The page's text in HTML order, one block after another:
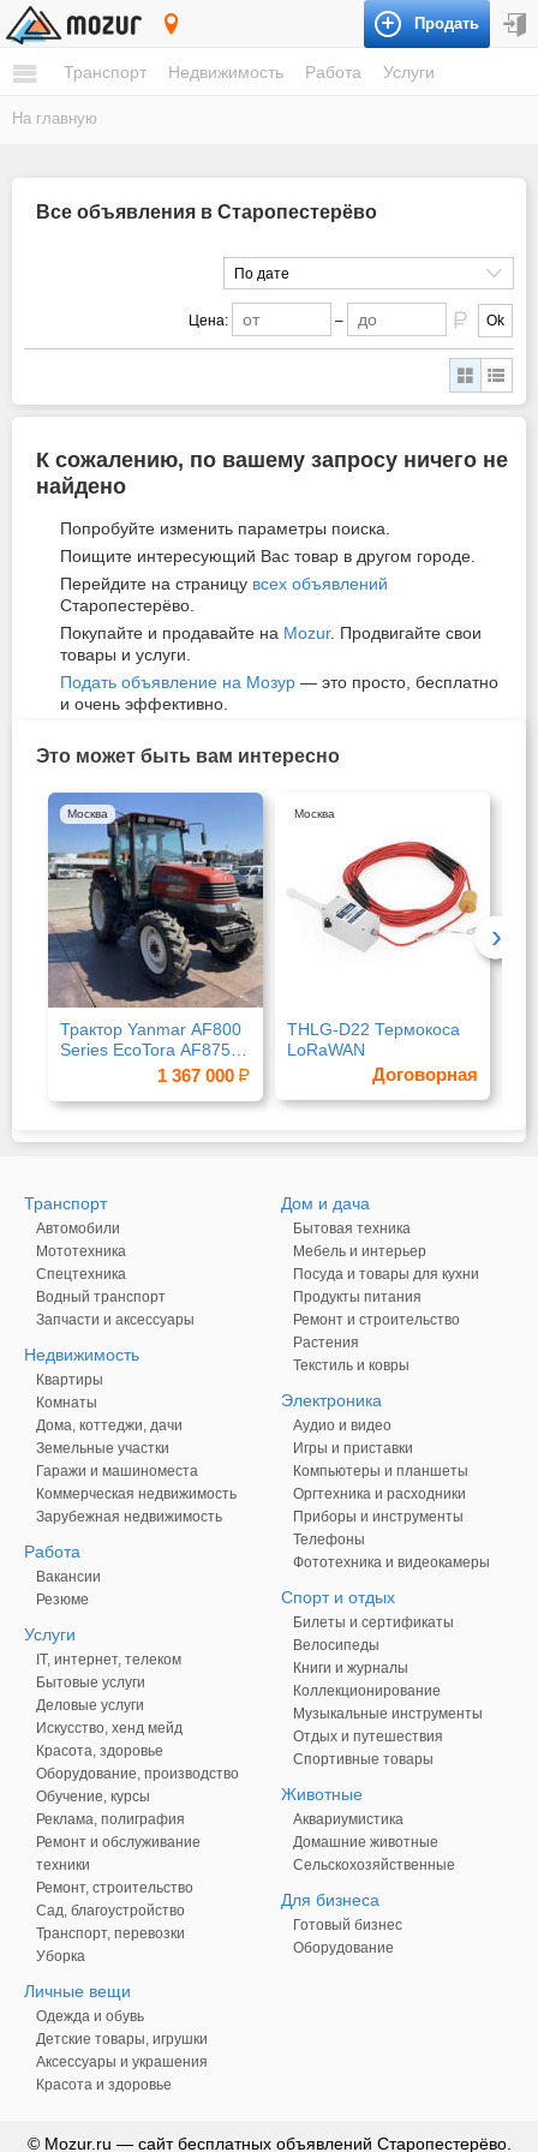
Продать
Транспорт Недвижимость Работа Услуги
На главную
Все объявления в Старопестерёво
По дате
Цена: – Ok
К сожалению, по вашему запросу ничего не
найдено
Попробуйте изменить параметры поиска.
Поищите интересующий Вас товар в другом городе.
Перейдите на страницу всех объявлений
Старопестерёво.
Покупайте и продавайте на Mozur. Продвигайте свои
товары и услуги.
Подать объявление на Мозур — это просто, бесплатно
и очень эффективно.
Это может быть вам интересно
Трактор Yanmar AF800
Series EcoTora AF875
1 367 000
Москва
THLG-D22 Термокоса
LoRaWAN
Договорная
Москва
›
Транспорт
Автомобили
Мототехника
Спецтехника
Водный транспорт
Запчасти и аксессуары
Недвижимость
Квартиры
Комнаты
Дома, коттеджи, дачи
Земельные участки
Гаражи и машиноместа
Коммерческая недвижимость
Зарубежная недвижимость
Работа
Вакансии
Резюме
Услуги
IT, интернет, телеком
Бытовые услуги
Деловые услуги
Искусство, хенд мейд
Красота, здоровье
Оборудование, производство
Обучение, курсы
Реклама, полиграфия
Ремонт и обслуживание
техники
Ремонт, строительство
Сад, благоустройство
Транспорт, перевозки
Уборка
Личные вещи
Одежда и обувь
Детские товары, игрушки
Аксессуары и украшения
Красота и здоровье
Дом и дача
Бытовая техника
Мебель и интерьер
Посуда и товары для кухни
Продукты питания
Ремонт и строительство
Растения
Текстиль и ковры
Электроника
Аудио и видео
Игры и приставки
Компьютеры и планшеты
Оргтехника и расходники
Приборы и инструменты
Телефоны
Фототехника и видеокамеры
Спорт и отдых
Билеты и сертификаты
Велосипеды
Книги и журналы
Коллекционирование
Музыкальные инструменты
Отдых и путешествия
Спортивные товары
Животные
Аквариумистика
Домашние животные
Сельскохозяйственные
Для бизнеса
Готовый бизнес
Оборудование
© Mozur.ru — сайт бесплатных объявлений Старопестерёво.